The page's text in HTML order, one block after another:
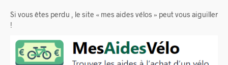
Si vous êtes perdu , le site « mes aides vélos » peut vous aiguiller
!